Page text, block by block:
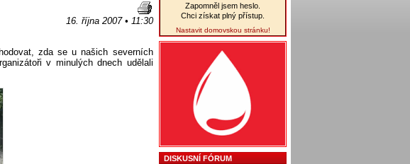
16. října 2007 • 11:30
zda se u našich severních
v minulých dnech udělali
Zapomněl jsem heslo.
Chci získat plný přístup.
Nastavit domovskou stránku!
DISKUSNÍ FÓRUM